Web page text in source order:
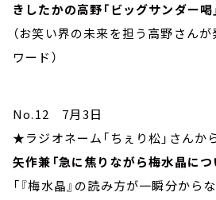
きしたかの高野「ビッグサンダー喝
（お笑い界の未来を担う高野さん
ワード）
No.12 7月3日
★ラジオネーム「ちぇり松」さんか
矢作兼「急に焦りながら梅水晶につ
「『梅水晶』の読み方が一瞬分から